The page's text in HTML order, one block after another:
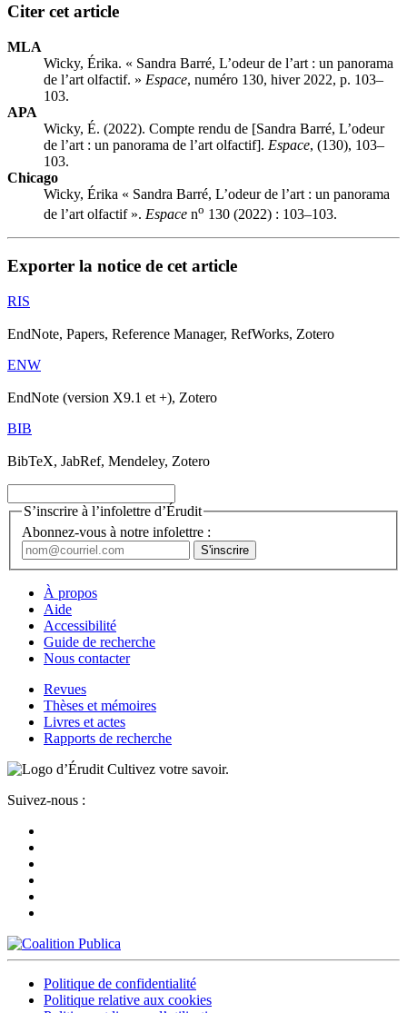
Citer cet article
MLA
Wicky, Érika. « Sandra Barré, L’odeur de l’art : un panorama
de l’art olfactif. » Espace, numéro 130, hiver 2022, p. 103–
103.
APA
Wicky, É. (2022). Compte rendu de [Sandra Barré, L’odeur
de l’art : un panorama de l’art olfactif]. Espace, (130), 103–
103.
Chicago
Wicky, Érika « Sandra Barré, L’odeur de l’art : un panorama
de l’art olfactif ». Espace no 130 (2022) : 103–103.
Exporter la notice de cet article
RIS
EndNote, Papers, Reference Manager, RefWorks, Zotero
ENW
EndNote (version X9.1 et +), Zotero
BIB
BibTeX, JabRef, Mendeley, Zotero
S’inscrire à l’infolettre d’Érudit
Abonnez-vous à notre infolettre :
À propos
Aide
Accessibilité
Guide de recherche
Nous contacter
Revues
Thèses et mémoires
Livres et actes
Rapports de recherche
Cultivez votre savoir.
Suivez-nous :
Politique de confidentialité
Politique relative aux cookies